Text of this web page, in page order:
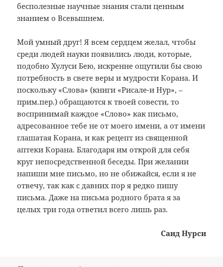
бесполезные научные знания стали ценным
знанием о Всевышнем.
Мой умный друг! Я всем сердцем желал, чтобы
среди людей науки появились люди, которые,
подобно Хулуси Бею, искренне ощутили бы свою
потребность в свете веры и мудрости Корана. И
поскольку «Слова» (книги «Рисале-и Нур», –
прим.пер.) обращаются к твоей совести, то
воспринимай каждое «Слово» как письмо,
адресованное тебе не от моего имени, а от имени
глашатая Корана, и как рецепт из священной
аптеки Корана. Благодаря им открой для себя
круг непосредственной беседы. При желании
напиши мне письмо, но не обижайся, если я не
отвечу, так как с давних пор я редко пишу
письма. Даже на письма родного брата я за
целых три года ответил всего лишь раз.
Саид Нурси